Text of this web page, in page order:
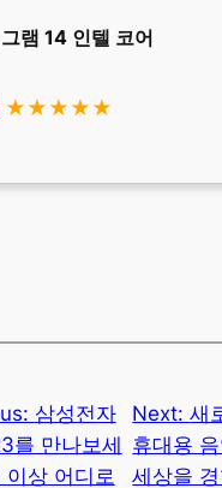
램 14 인텔 코어
★★★★★
삼성전자
를 만나보세
이상 어디로
Next:새
휴대용
세상을 경